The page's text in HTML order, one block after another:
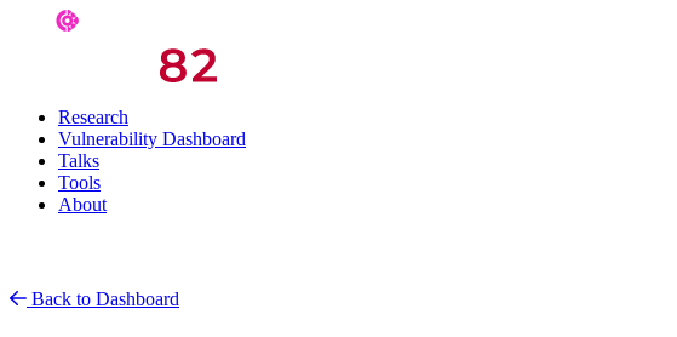
Research
Vulnerability Dashboard
Talks
Tools
About
Back to Dashboard